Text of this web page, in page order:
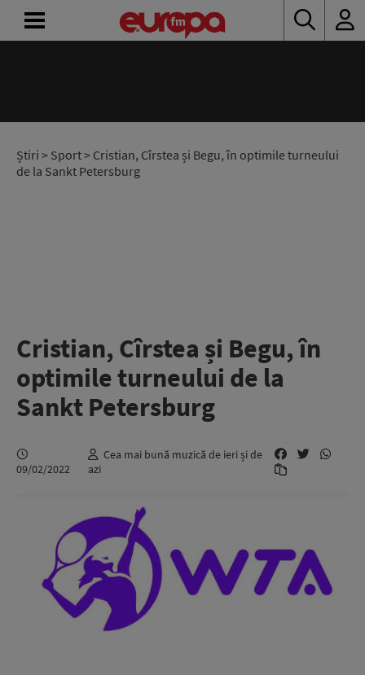
Știri > Sport> Cristian, Cîrstea și Begu, în optimile turneului
de la Sankt Petersburg
Cristian, Cîrstea și Begu, în
optimile turneului de la
Sankt Petersburg
09/02/2022
Cea mai bună muzică de ieri și de
azi
RADIO